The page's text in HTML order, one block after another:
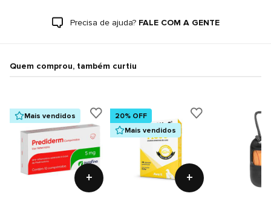
Precisa de ajuda? FALE COM A GENTE
Quem comprou, também curtiu
Mais vendidos
+
20% OFF
Mais vendidos
+